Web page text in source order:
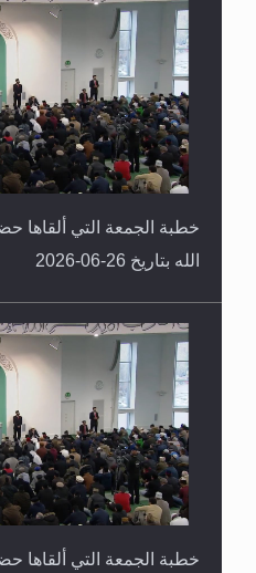
خطبة الجمعة التي ألقاها
الله بتاريخ 26-06-2026
خطبة الجمعة التي ألقاها